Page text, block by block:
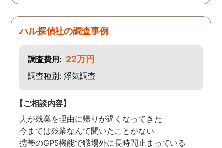
ハル探偵社の調査事例
調査費用: 22万円
調査種別: 浮気調査
【ご相談内容】
夫が残業を理由に帰りが遅くなってきた
今までは残業なんて聞いたことがない
携帯のGPS機能で職場外に長時間止まっている